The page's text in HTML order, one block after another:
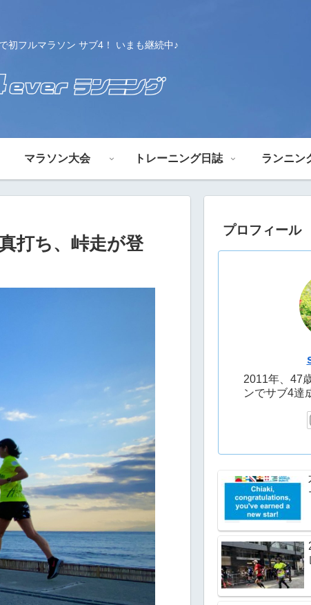
初フルマラソン サブ4！ いまも継続中♪
マラソン大会 トレーニング日誌 ランニン
打ち、峠走が登
プロフィール
2011年、47
ンでサブ4達